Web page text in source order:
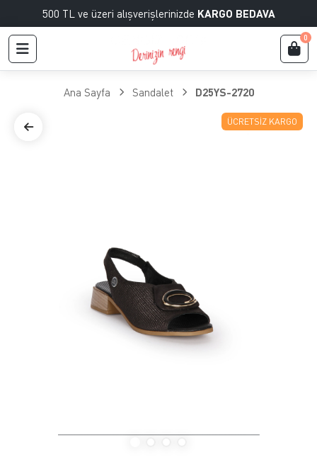
500 TL ve üzeri alışverişlerinizde KARGO BEDAVA
0
Ana Sayfa Sandalet D25YS-2720
ÜCRETSIZ KARGO